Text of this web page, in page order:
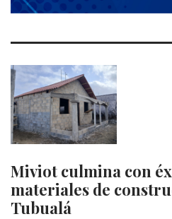
Miviot culmina con
materiales de
Tubualá